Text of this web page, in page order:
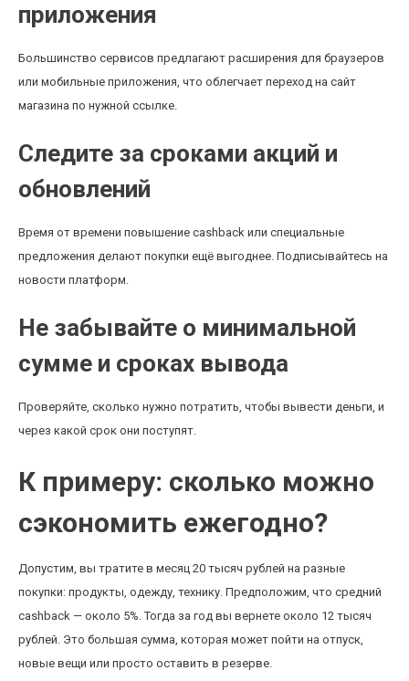
приложения
Большинство сервисов предлагают расширения для браузеров
или мобильные приложения, что облегчает переход на сайт
магазина по нужной ссылке.
Следите за сроками акций и
обновлений
Время от времени повышение cashback или специальные
предложения делают покупки ещё выгоднее. Подписывайтесь на
новости платформ.
Не забывайте о минимальной
сумме и сроках вывода
Проверяйте, сколько нужно потратить, чтобы вывести деньги, и
через какой срок они поступят.
К примеру: сколько можно
сэкономить ежегодно?
Допустим, вы тратите в месяц 20 тысяч рублей на разные
покупки: продукты, одежду, технику. Предположим, что средний
cashback — около 5%. Тогда за год вы вернете около 12 тысяч
рублей. Это большая сумма, которая может пойти на отпуск,
новые вещи или просто оставить в резерве.